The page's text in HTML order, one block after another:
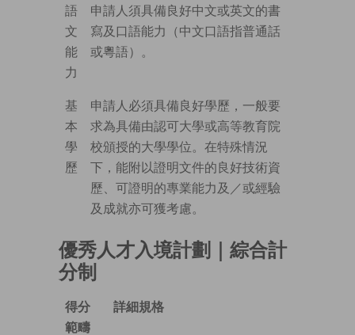
語
文
能
力
申請人須具備良好中文或英文的書
寫及口語能力（中文口語指普通話
或粵語）。
基
本
學
歷
申請人必須具備良好學歷，一般要
求為具備由認可大學或高等教育院
校頒授的大學學位。在特殊情況
下，能附以證明文件的良好技術資
歷、可證明的專業能力及／或經驗
及成就亦可獲考慮。
優秀人才入境計劃｜綜合計
分制
得分
範疇
詳細規格